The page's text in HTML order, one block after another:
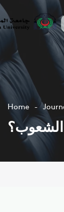
Home
الشعوب؟